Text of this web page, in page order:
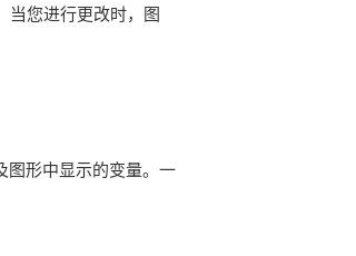
当您进行更改时，图
图形中显示的变量。一